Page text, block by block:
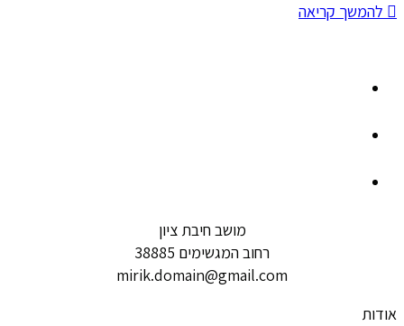
להמשך קריאה
מושב חיבת ציון
רחוב המגשימים 38885
mirik.domain@gmail.com
אודות